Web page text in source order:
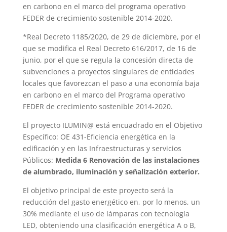
en carbono en el marco del programa operativo
FEDER de crecimiento sostenible 2014-2020.
*Real Decreto 1185/2020, de 29 de diciembre, por el
que se modifica el Real Decreto 616/2017, de 16 de
junio, por el que se regula la concesión directa de
subvenciones a proyectos singulares de entidades
locales que favorezcan el paso a una economía baja
en carbono en el marco del Programa operativo
FEDER de crecimiento sostenible 2014-2020.
El proyecto ILUMIN@ está encuadrado en el Objetivo
Específico: OE 431-Eficiencia energética en la
edificación y en las Infraestructuras y servicios
Públicos: Medida 6 Renovación de las instalaciones
de alumbrado, iluminación y señalización exterior.
El objetivo principal de este proyecto será la
reducción del gasto energético en, por lo menos, un
30% mediante el uso de lámparas con tecnología
LED, obteniendo una clasificación energética A o B,